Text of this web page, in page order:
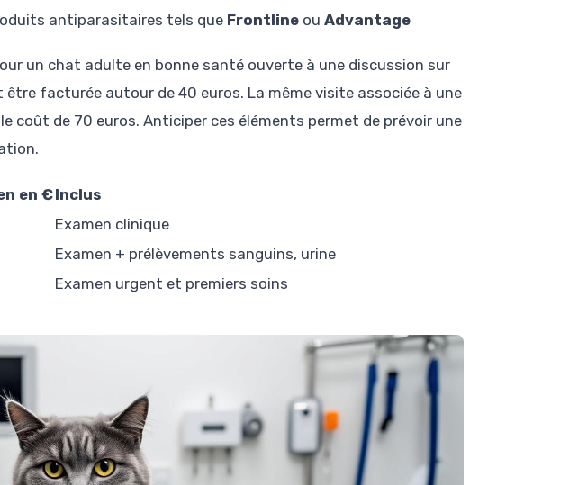
antiparasitaires tels que Frontline ou Advantage
un chat adulte en bonne santé ouverte à une discussion sur
facturée autour de 40 euros. La même visite associée à une
coût de 70 euros. Anticiper ces éléments permet de prévoir une
en €Inclus
Examen clinique
Examen + prélèvements sanguins, urine
Examen urgent et premiers soins